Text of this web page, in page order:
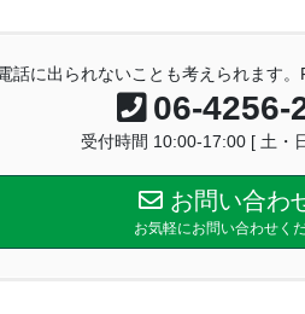
に出られないことも考えられます
06-4256-
受付時間 10:00-17:00 [ 土・
お問い合わ
お気軽にお問い合わせくだ